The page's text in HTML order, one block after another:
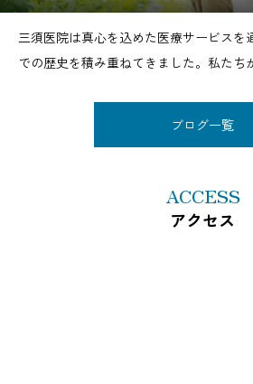
三須医院は真心を込めた医療サービスを
での歴史を積み重ねてきました。私たち
ブログ一覧
ACCESS
アクセス